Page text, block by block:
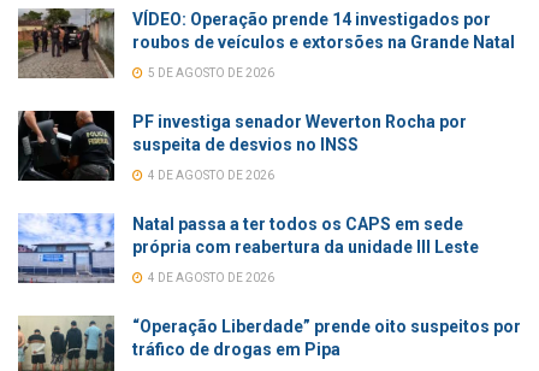
VÍDEO: Operação prende 14 investigados por
roubos de veículos e extorsões na Grande Natal
5 DE AGOSTO DE 2026
PF investiga senador Weverton Rocha por
suspeita de desvios no INSS
4 DE AGOSTO DE 2026
Natal passa a ter todos os CAPS em sede
própria com reabertura da unidade III Leste
4 DE AGOSTO DE 2026
“Operação Liberdade” prende oito suspeitos por
tráfico de drogas em Pipa